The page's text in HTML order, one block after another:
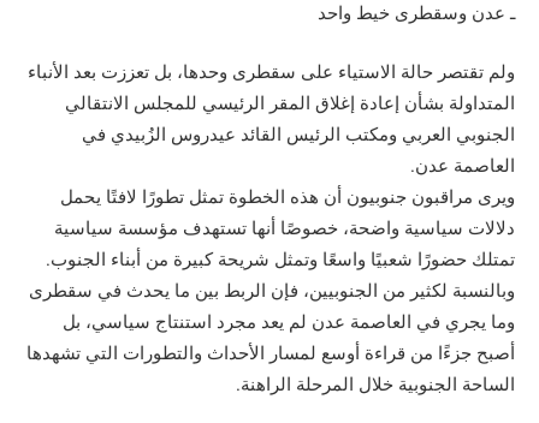
ـ عدن وسقطرى خيط واحد
ولم تقتصر حالة الاستياء على سقطرى وحدها، بل تعززت بعد الأنباء
المتداولة بشأن إعادة إغلاق المقر الرئيسي للمجلس الانتقالي
الجنوبي العربي ومكتب الرئيس القائد عيدروس الزُبيدي في
العاصمة عدن.
ويرى مراقبون جنوبيون أن هذه الخطوة تمثل تطورًا لافتًا يحمل
دلالات سياسية واضحة، خصوصًا أنها تستهدف مؤسسة سياسية
تمتلك حضورًا شعبيًا واسعًا وتمثل شريحة كبيرة من أبناء الجنوب.
وبالنسبة لكثير من الجنوبيين، فإن الربط بين ما يحدث في سقطرى
وما يجري في العاصمة عدن لم يعد مجرد استنتاج سياسي، بل
أصبح جزءًا من قراءة أوسع لمسار الأحداث والتطورات التي تشهدها
الساحة الجنوبية خلال المرحلة الراهنة.